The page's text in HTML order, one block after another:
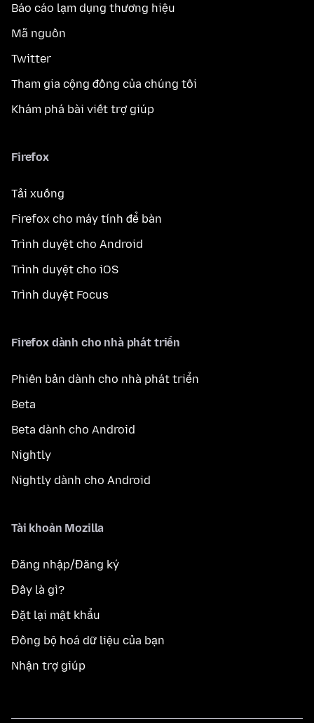
Báo cáo lạm dụng thương hiệu
Mã nguồn
Twitter
Tham gia cộng đồng của chúng tôi
Khám phá bài viết trợ giúp
Firefox
Tải xuống
Firefox cho máy tính để bàn
Trình duyệt cho Android
Trình duyệt cho iOS
Trình duyệt Focus
Firefox dành cho nhà phát triển
Phiên bản dành cho nhà phát triển
Beta
Beta dành cho Android
Nightly
Nightly dành cho Android
Tài khoản Mozilla
Đăng nhập/Đăng ký
Đây là gì?
Đặt lại mật khẩu
Đồng bộ hoá dữ liệu của bạn
Nhận trợ giúp